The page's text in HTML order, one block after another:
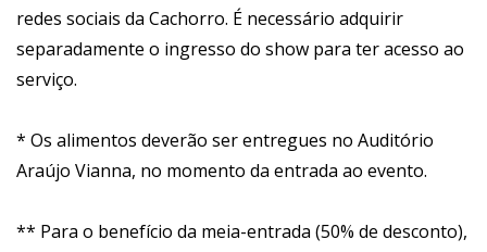
redes sociais da Cachorro. É necessário adquirir
separadamente o ingresso do show para ter acesso ao
serviço.
* Os alimentos deverão ser entregues no Auditório
Araújo Vianna, no momento da entrada ao evento.
** Para o benefício da meia-entrada (50% de desconto),